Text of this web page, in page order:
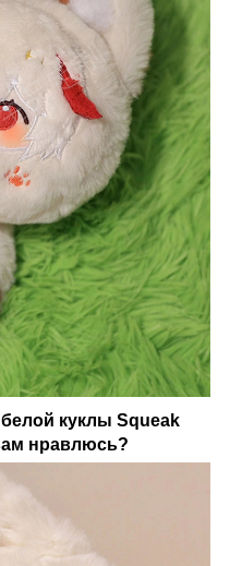
куклы Squeak
нравлюсь?